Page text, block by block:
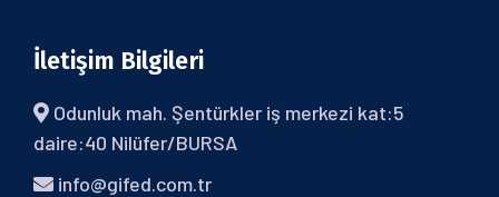
İletişim Bilgileri
Odunluk mah. Şentürkler iş merkezi kat:5
daire:40 Nilüfer/BURSA
info@gifed.com.tr